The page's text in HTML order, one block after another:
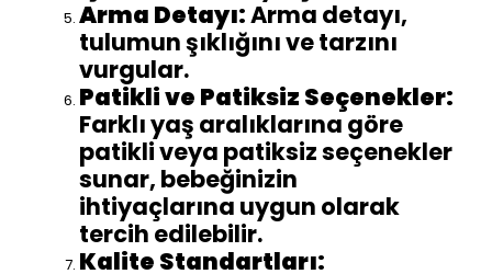
Arma Detayı:Arma detayı,
tulumun şıklığını ve tarzını
vurgular.
Patikli ve Patiksiz Seçenekler:
Farklı yaş aralıklarına göre
patikli veya patiksiz seçenekler
sunar, bebeğinizin
ihtiyaçlarına uygun olarak
tercih edilebilir.
Kalite Standartları: